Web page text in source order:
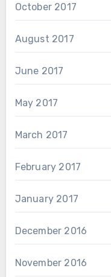
October 2017
August 2017
June 2017
May 2017
March 2017
February 2017
January 2017
December 2016
November 2016